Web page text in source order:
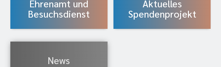
Ehrenamt und
Besuchsdienst
Aktuelles
Spendenprojekt
News